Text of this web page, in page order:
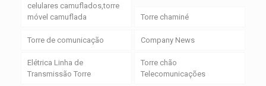
celulares camuflados,torre
móvel camuflada
Torre chaminé
Torre de comunicação Company News
Elétrica Linha de
Transmissão Torre
Torre chão
Telecomunicações